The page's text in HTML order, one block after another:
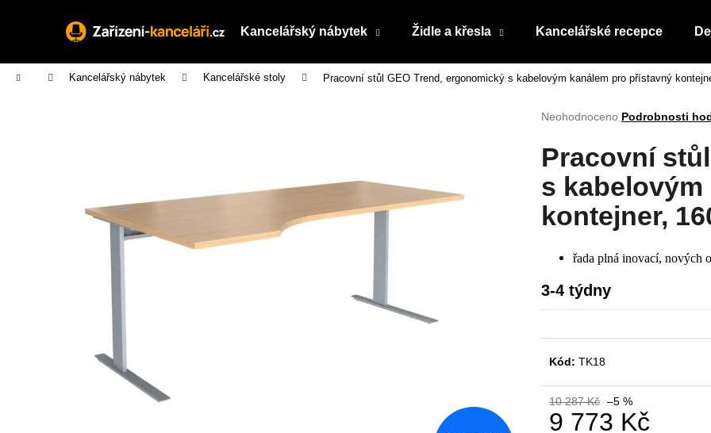
Kancelářský nábytek Židle a křesla Kancelářské recepce
Domů Kancelářský nábytek Kancelářské stoly Pracovní stůl GEO Trend, ergonomický s kabelovým kanálem pro přístavný
Průměrné
produktu
je
z
5
hvězdiček.
Neohodnoceno Podrobnosti
Pracovní
s
kontejner,
řada plná inovací, nových
3-4 týdny
Kód: TK18
10 287 Kč –5 %
9 773 Kč
Zpět
do
Zpět
do
Co potřebujete najít?
HLEDAT
VÝŠKOVĚ STAVITELNÝ STŮL ALFA
UP, 160 X 80 CM, VÝŠKA 63 - 129 CM
KANCELÁŘSKÁ ŽIDLE GAME ŠÉF
NÁBYTKOVÁ